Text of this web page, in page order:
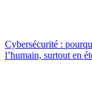
Cybersécurité :
l’humain, surtout en